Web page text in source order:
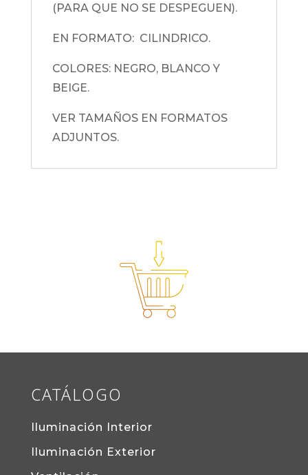
(PARA QUE NO SE DESPEGUEN).
EN FORMATO: CILINDRICO.
COLORES: NEGRO, BLANCO Y
BEIGE.
VER TAMAÑOS EN FORMATOS
ADJUNTOS.
CATÁLOGO
Iluminación Interior
Iluminación Exterior